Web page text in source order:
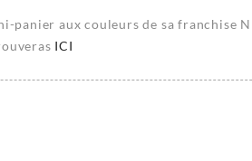
panier aux couleurs de sa franchise
ICI